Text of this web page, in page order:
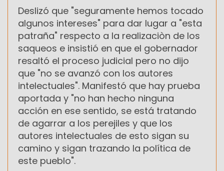
Deslizó que "seguramente hemos tocado
algunos intereses" para dar lugar a "esta
patraña" respecto a la realizaciòn de los
saqueos e insistió en que el gobernador
resaltó el proceso judicial pero no dijo
que "no se avanzó con los autores
intelectuales". Manifestó que hay prueba
aportada y "no han hecho ninguna
acción en ese sentido, se está tratando
de agarrar a los perejiles y que los
autores intelectuales de esto sigan su
camino y sigan trazando la política de
este pueblo".